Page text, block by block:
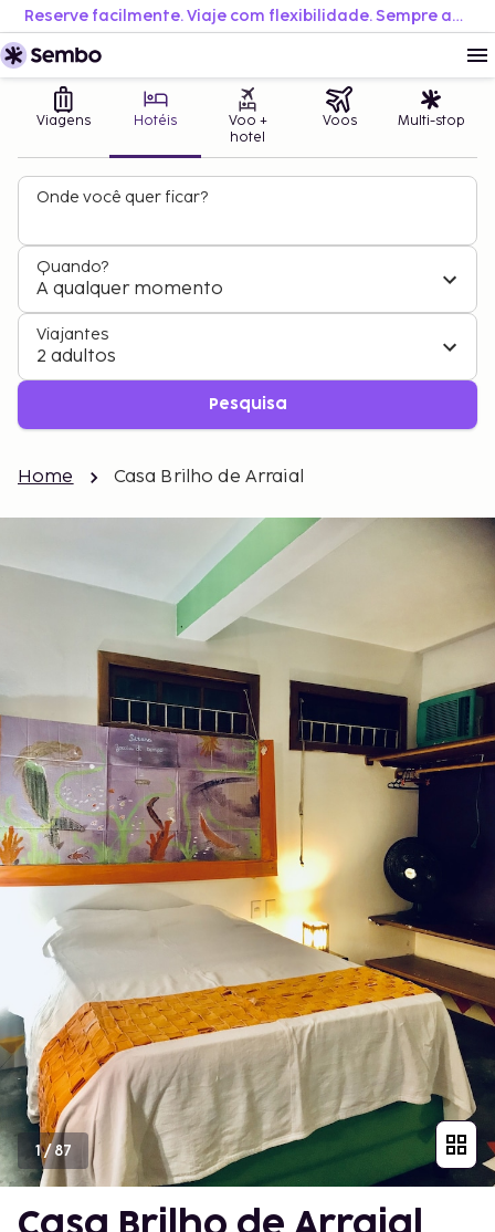
Reserve facilmente. Viaje com flexibilidade. Sempre ao melhor preço.
Viagens Hotéis
Voo +
hotel
Voos Multi-stop
Onde você quer ficar?
Quando?
A qualquer momento
Viajantes
2 adultos
Pesquisa
Home Casa Brilho de Arraial
1/87